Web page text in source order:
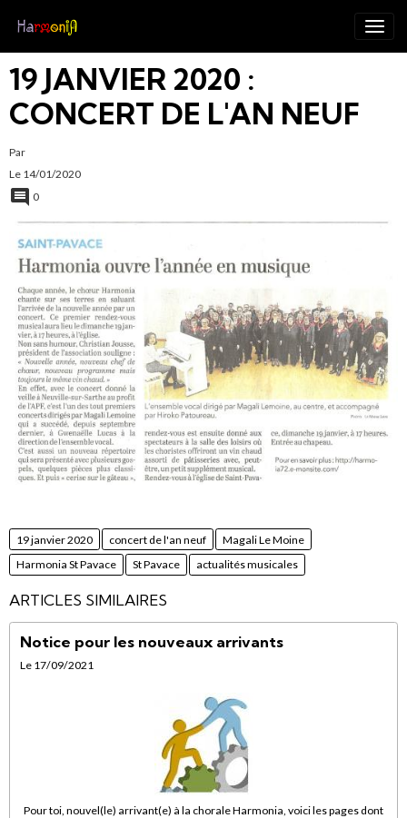
19 JANVIER 2020 :
CONCERT DE L'AN NEUF
Par
Le 14/01/2020
0
19 janvier 2020 concert de l'an neuf
Magali Le Moine
Harmonia St Pavace
St Pavace actualités musicales
ARTICLES SIMILAIRES
Notice pour les nouveaux arrivants
Le 17/09/2021
Pour toi, nouvel(le) arrivant(e) à la chorale Harmonia, voici les pages dont